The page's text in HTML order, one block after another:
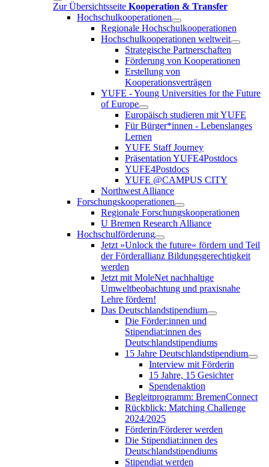
Zur Übersichtsseite Kooperation & Transfer
Hochschulkooperationen
Regionale Hochschulkooperationen
Hochschulkooperationen weltweit
Strategische Partnerschaften
Förderung von Kooperationen
Erstellung von
Kooperationsverträgen
YUFE - Young Universities for the Future
of Europe
Europäisch studieren mit YUFE
Für Bürger*innen - Lebenslanges
Lernen
YUFE Staff Journey
Präsentation YUFE4Postdocs
YUFE4Postdocs
YUFE @CAMPUS CITY
Northwest Alliance
Forschungskooperationen
Regionale Forschungskooperationen
U Bremen Research Alliance
Hochschulförderung
Jetzt »Unlock the future« fördern und Teil
der Förderallianz Bildungsgerechtigkeit
werden
Jetzt mit MoleNet nachhaltige
Umweltbeobachtung und praxisnahe
Lehre fördern!
Das Deutschlandstipendium
Die Förder:innen und
Stipendiat:innen des
Deutschlandstipendiums
15 Jahre Deutschlandstipendium
Interview mit Förderin
15 Jahre, 15 Gesichter
Spendenaktion
Begleitprogramm: BremenConnect
Rückblick: Matching Challenge
2024/2025
Förderin/Förderer werden
Die Stipendiat:innen des
Deutschlandstipendiums
Stipendiat werden